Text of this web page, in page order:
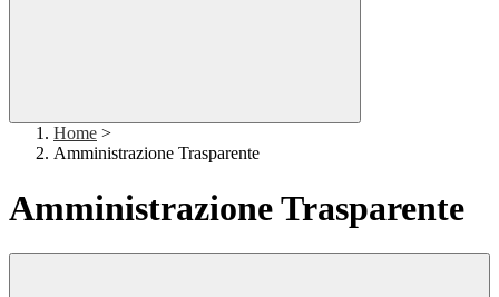
Home >
Amministrazione Trasparente
Amministrazione Trasparente